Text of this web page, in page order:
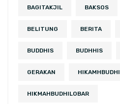
BAGITAKJIL BAKSOS
BELITUNG BERITA
BUDDHIS BUDHHIS
GERAKAN HIKAMHBUDHI
HIKMAHBUDHILOBAR